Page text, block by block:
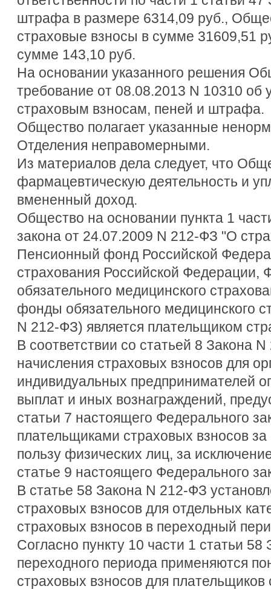
штрафа в размере 6314,09 руб.,
страховые взносы в сумме 31609,51
сумме 143,10 руб.
На основании указанного решения
требование от 08.08.2013 N 10310 об
страховым взносам, пеней и штрафа.
Общество полагает указанные
Отделения неправомерными.
Из материалов дела следует, что
фармацевтическую деятельность и
вмененный доход.
Общество на основании пункта 1
закона от 24.07.2009 N 212-ФЗ "О
Пенсионный фонд Российской
страхования Российской
обязательного медицинского
фонды обязательного медицинского
N 212-ФЗ) является плательщиком
В соответствии со статьей 8 Закона
начисления страховых взносов для
индивидуальных предпринимателей
выплат и иных вознаграждений,
статьи 7 настоящего Федерального
плательщиками страховых взносов
пользу физических лиц, за
статье 9 настоящего Федерального
В статье 58 Закона N 212-ФЗ
страховых взносов для отдельных
страховых взносов в переходный
Согласно пункту 10 части 1 статьи
переходного периода применяются
страховых взносов для плательщиков